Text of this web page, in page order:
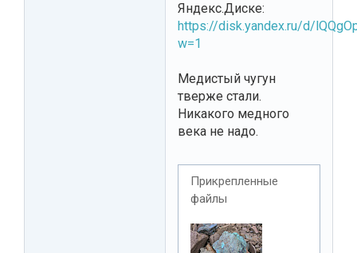
Яндекс.Диске:
https://disk.yandex.ru/d/
w=1
Медистый чугун
тверже стали.
Никакого медного
века не надо.
Прикрепленные
файлы